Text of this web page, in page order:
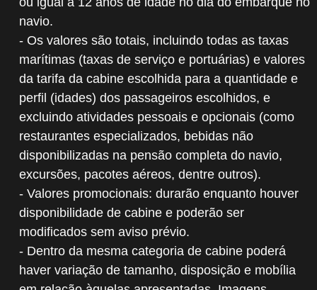
navio.
- Os valores são totais, incluindo todas as taxas
marítimas (taxas de serviço e portuárias) e valores
da tarifa da cabine escolhida para a quantidade e
perfil (idades) dos passageiros escolhidos, e
excluindo atividades pessoais e opcionais (como
restaurantes especializados, bebidas não
disponibilizadas na pensão completa do navio,
excursões, pacotes aéreos, dentre outros).
- Valores promocionais: durarão enquanto houver
disponibilidade de cabine e poderão ser
modificados sem aviso prévio.
- Dentro da mesma categoria de cabine poderá
haver variação de tamanho, disposição e mobília